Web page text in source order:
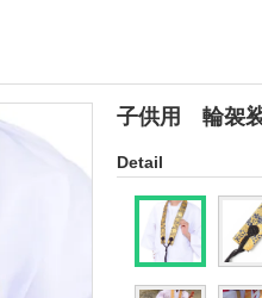
子供用 輪袈
Detail